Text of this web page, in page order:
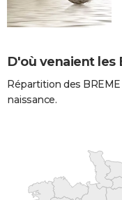
D'où venaient les
Répartition des
naissance.